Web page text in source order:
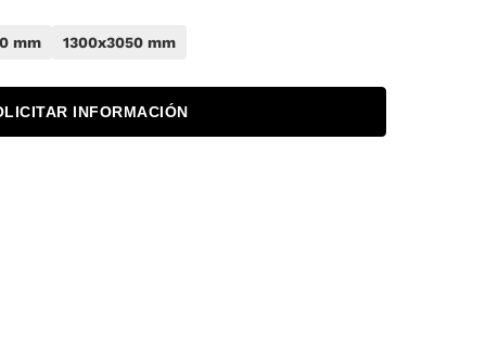
mm 1300x3050 mm
INFORMACIÓN